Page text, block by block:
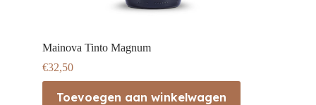
Mainova Tinto Magnum
€32,50
Toevoegen aan winkelwagen